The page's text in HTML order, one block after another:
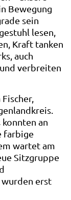
Bewegung
sein
lesen,
Kraft tanken
auch
verbreiten
an
farbige
wartet am
Sitzgruppe
erst